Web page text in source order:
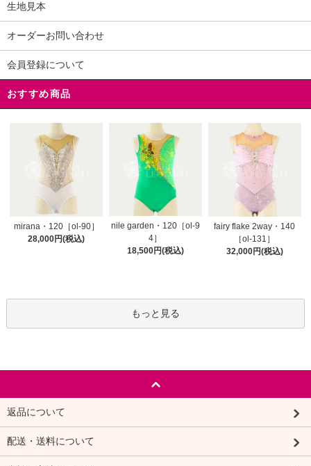
生地見本
オーダーお問い合わせ
会員登録について
おすすめ商品
mirana・120［ol-90］
28,000円(税込)
nile garden・120［ol-9
4］
18,500円(税込)
fairy flake 2way・140
［ol-131］
32,000円(税込)
もっと見る
返品について
配送・送料について